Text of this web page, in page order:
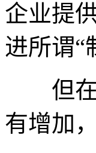
企业提
进所谓“
但在
有增加